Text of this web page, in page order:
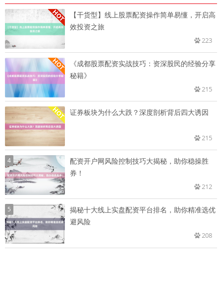
【干货型】线上股票配资操作简单易懂，开启高
效投资之旅
223
《成都股票配资实战技巧：资深股民的经验分享
秘籍》
215
证券板块为什么大跌？深度剖析背后四大诱因
215
4
配资开户网风险控制技巧大揭秘，助你稳操胜
券！
212
5
揭秘十大线上实盘配资平台排名，助你精准选优
避风险
208